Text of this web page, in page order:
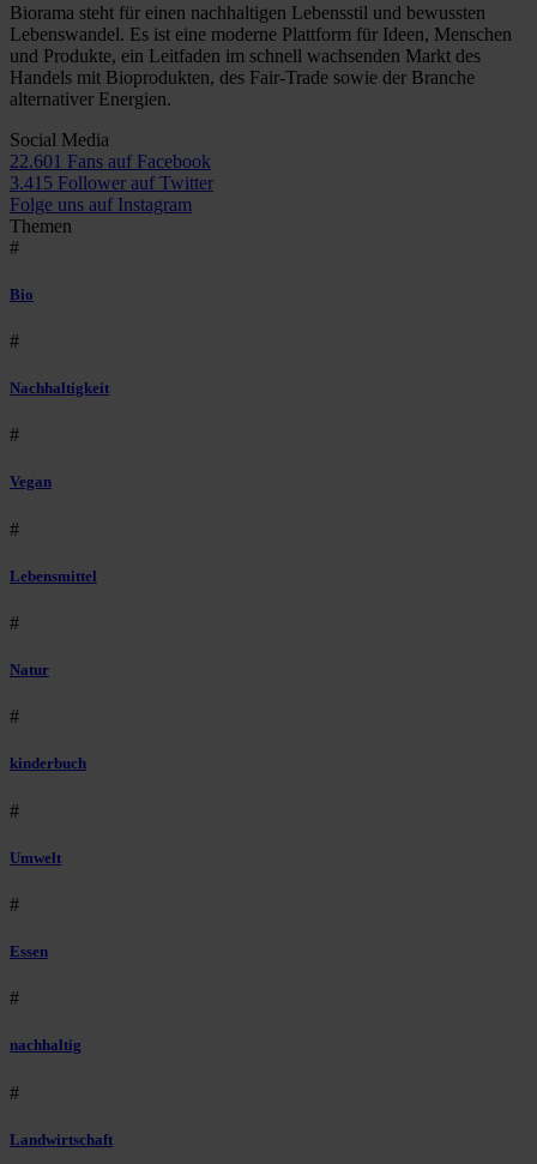
Biorama steht für einen nachhaltigen Lebensstil und bewussten
Lebenswandel. Es ist eine moderne Plattform für Ideen, Menschen
und Produkte, ein Leitfaden im schnell wachsenden Markt des
Handels mit Bioprodukten, des Fair-Trade sowie der Branche
alternativer Energien.
Social Media
22.601 Fans auf Facebook
3.415 Follower auf Twitter
Folge uns auf Instagram
Themen
#
Bio
#
Nachhaltigkeit
#
Vegan
#
Lebensmittel
#
Natur
#
kinderbuch
#
Umwelt
#
Essen
#
nachhaltig
#
Landwirtschaft